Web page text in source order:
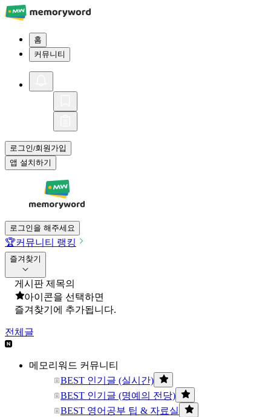
홈
커뮤니티
로그인/회원가입
앱 설치하기
로그인을 해주세요
🏆커뮤니티 랭킹
즐겨찾기
게시판 제목의
아이콘을 선택하면
즐겨찾기에 추가됩니다.
전체글
메모리워드 커뮤니티
BEST 인기글 (실시간)
BEST 인기글 (명예의 전당)
BEST 영어공부 팁 & 자료실